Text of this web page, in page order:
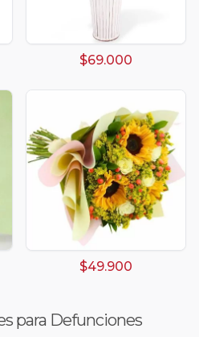
$69.000
$49.900
para Defunciones